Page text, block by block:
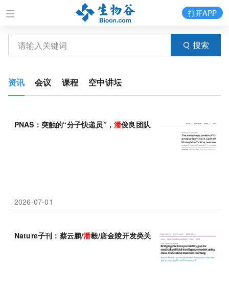
搜索
打开APP
资讯 会议 课程 空中讲坛
PNAS：突触的“分子快递员”，潘俊良团队发现神经肽受体帮助线
2026-07-01
Nature子刊：蔡云鹏/潘毅/唐金陵开发类关联流形学习，弥合医学